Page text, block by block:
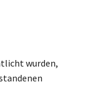
wurden,